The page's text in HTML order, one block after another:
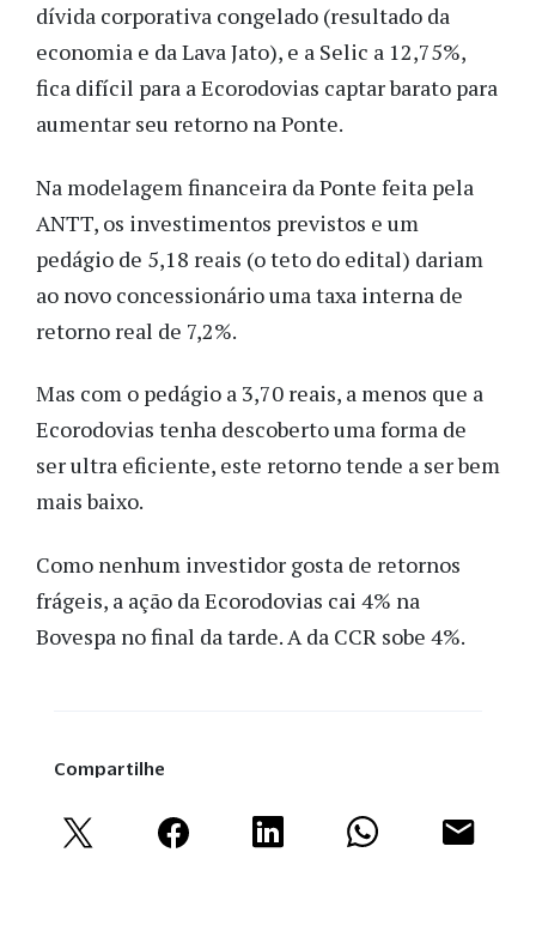
dívida corporativa congelado (resultado da
economia e da Lava Jato), e a Selic a 12,75%,
fica difícil para a Ecorodovias captar barato para
aumentar seu retorno na Ponte.
Na modelagem financeira da Ponte feita pela
ANTT, os investimentos previstos e um
pedágio de 5,18 reais (o teto do edital) dariam
ao novo concessionário uma taxa interna de
retorno real de 7,2%.
Mas com o pedágio a 3,70 reais, a menos que a
Ecorodovias tenha descoberto uma forma de
ser ultra eficiente, este retorno tende a ser bem
mais baixo.
Como nenhum investidor gosta de retornos
frágeis, a ação da Ecorodovias cai 4% na
Bovespa no final da tarde. A da CCR sobe 4%.
Compartilhe